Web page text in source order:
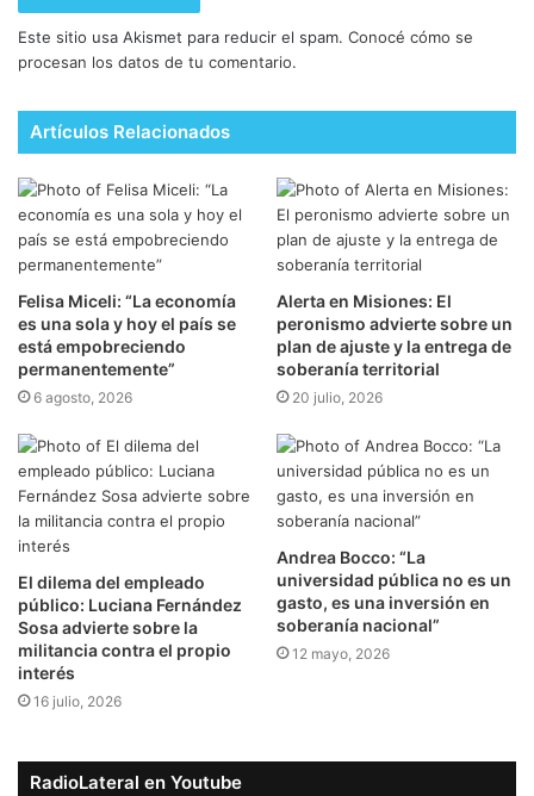
Este sitio usa Akismet para reducir el spam. Conocé cómo se
procesan los datos de tu comentario.
Artículos Relacionados
Felisa Miceli: “La economía
es una sola y hoy el país se
está empobreciendo
permanentemente”
6 agosto, 2026
Alerta en Misiones: El
peronismo advierte sobre un
plan de ajuste y la entrega de
soberanía territorial
20 julio, 2026
El dilema del empleado
público: Luciana Fernández
Sosa advierte sobre la
militancia contra el propio
interés
16 julio, 2026
Andrea Bocco: “La
universidad pública no es un
gasto, es una inversión en
soberanía nacional”
12 mayo, 2026
RadioLateral en Youtube